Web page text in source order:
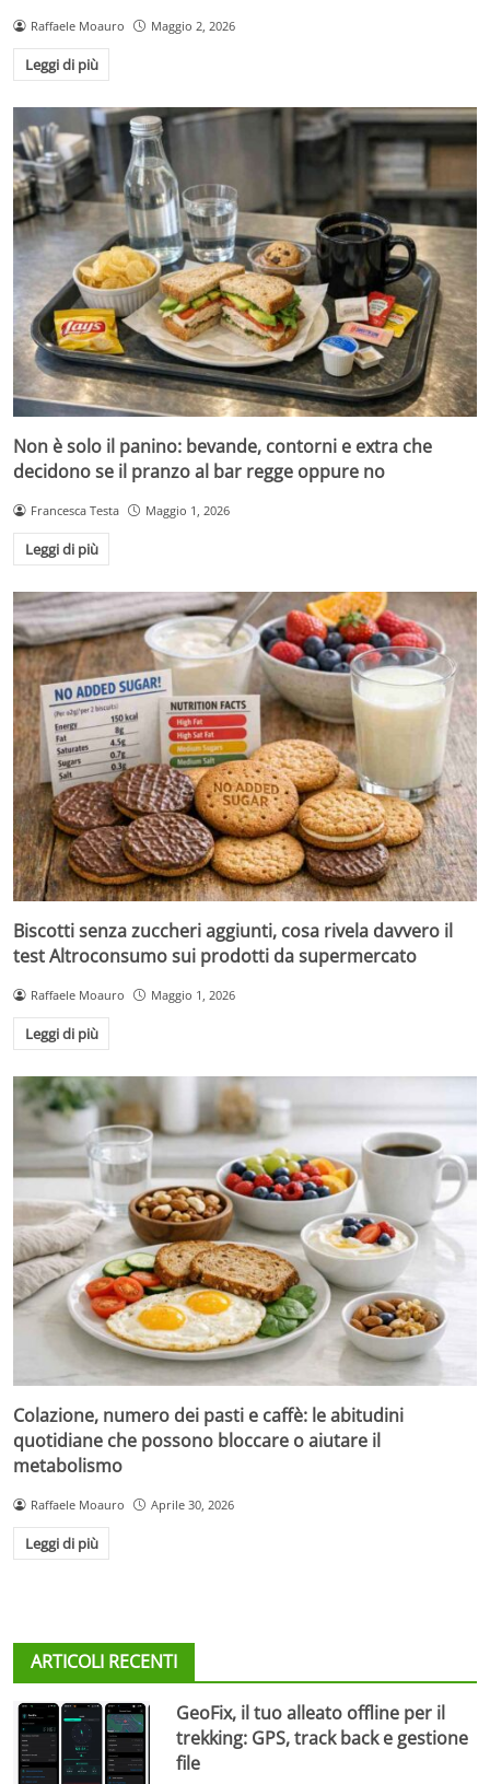
Raffaele Moauro Maggio 2, 2026
Leggi di più
Non è solo il panino: bevande, contorni e extra che
decidono se il pranzo al bar regge oppure no
Francesca Testa Maggio 1, 2026
Leggi di più
Biscotti senza zuccheri aggiunti, cosa rivela davvero il
test Altroconsumo sui prodotti da supermercato
Raffaele Moauro Maggio 1, 2026
Leggi di più
Colazione, numero dei pasti e caffè: le abitudini
quotidiane che possono bloccare o aiutare il
metabolismo
Raffaele Moauro Aprile 30, 2026
Leggi di più
ARTICOLI RECENTI
GeoFix, il tuo alleato offline per il
trekking: GPS, track back e gestione
file